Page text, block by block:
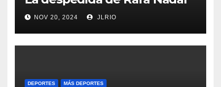
NOV 20, 2024 JLRIO
DEPORTES MÁS DEPORTES